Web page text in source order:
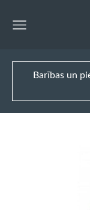
Barības un